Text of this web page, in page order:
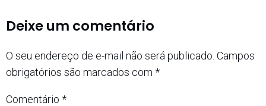
Deixe um comentário
O seu endereço de e-mail não será publicado. Campos
obrigatórios são marcados com *
Comentário *